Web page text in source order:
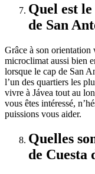
Quel est
de San
Grâce à son orientation
microclimat aussi bien
lorsque le cap de San
l’un des quartiers les
vivre à Jávea tout au
vous êtes intéressé,
puissions vous aider.
Quelles
de Cuesta